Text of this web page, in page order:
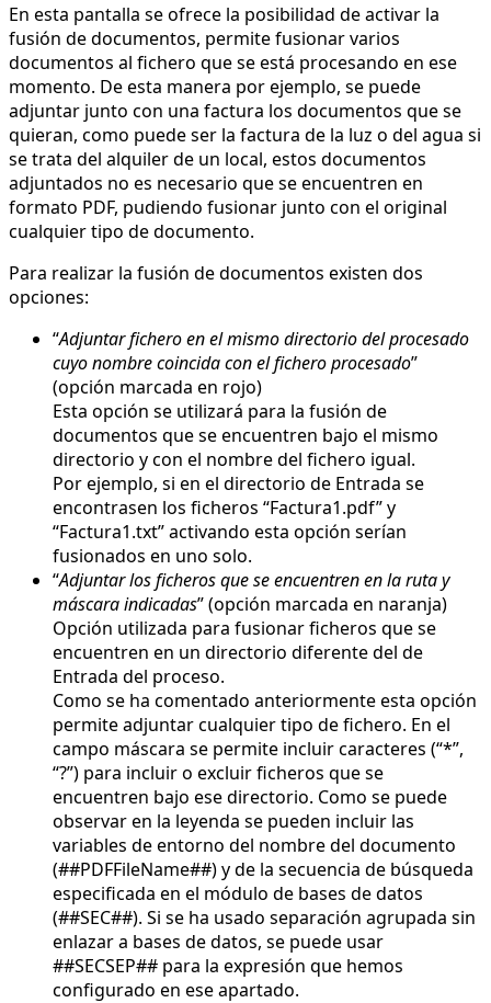
En esta pantalla se ofrece la posibilidad de activar la
fusión de documentos, permite fusionar varios
documentos al fichero que se está procesando en ese
momento. De esta manera por ejemplo, se puede
adjuntar junto con una factura los documentos que se
quieran, como puede ser la factura de la luz o del agua si
se trata del alquiler de un local, estos documentos
adjuntados no es necesario que se encuentren en
formato PDF, pudiendo fusionar junto con el original
cualquier tipo de documento.
Para realizar la fusión de documentos existen dos
opciones:
“Adjuntar fichero en el mismo directorio del procesado
cuyo nombre coincida con el fichero procesado”
(opción marcada en rojo)
Esta opción se utilizará para la fusión de
documentos que se encuentren bajo el mismo
directorio y con el nombre del fichero igual.
Por ejemplo, si en el directorio de Entrada se
encontrasen los ficheros “Factura1.pdf” y
“Factura1.txt” activando esta opción serían
fusionados en uno solo.
“Adjuntar los ficheros que se encuentren en la ruta y
máscara indicadas” (opción marcada en naranja)
Opción utilizada para fusionar ficheros que se
encuentren en un directorio diferente del de
Entrada del proceso.
Como se ha comentado anteriormente esta opción
permite adjuntar cualquier tipo de fichero. En el
campo máscara se permite incluir caracteres (“*”,
“?”) para incluir o excluir ficheros que se
encuentren bajo ese directorio. Como se puede
observar en la leyenda se pueden incluir las
variables de entorno del nombre del documento
(##PDFFileName##) y de la secuencia de búsqueda
especificada en el módulo de bases de datos
(##SEC##). Si se ha usado separación agrupada sin
enlazar a bases de datos, se puede usar
##SECSEP## para la expresión que hemos
configurado en ese apartado.